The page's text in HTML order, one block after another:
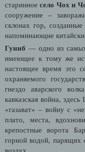
старинноесело Чох и
сооружение –
склонах гор,
напоминающие
Гуниб — одно из самых
имеющее к тому же
настоящее время это
охраняемого
гнездо аварского
кавказская война,
«газават» – войну с
плато, места,
крепостные ворота
горной водой, парящих
воздух.